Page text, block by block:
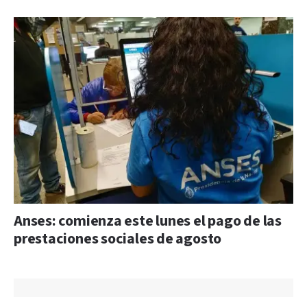
Anses: comienza este lunes el pago de las
prestaciones sociales de agosto